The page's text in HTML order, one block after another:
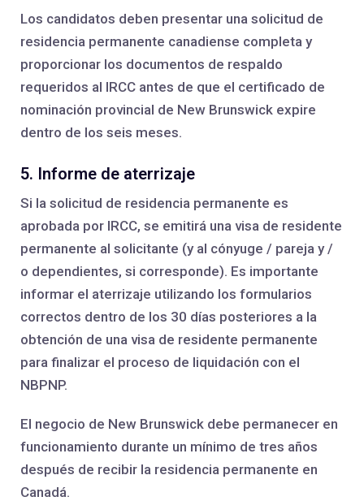
Los candidatos deben presentar una solicitud de
residencia permanente canadiense completa y
proporcionar los documentos de respaldo
requeridos al IRCC antes de que el certificado de
nominación provincial de New Brunswick expire
dentro de los seis meses.
5. Informe de aterrizaje
Si la solicitud de residencia permanente es
aprobada por IRCC, se emitirá una visa de residente
permanente al solicitante (y al cónyuge / pareja y /
o dependientes, si corresponde). Es importante
informar el aterrizaje utilizando los formularios
correctos dentro de los 30 días posteriores a la
obtención de una visa de residente permanente
para finalizar el proceso de liquidación con el
NBPNP.
El negocio de New Brunswick debe permanecer en
funcionamiento durante un mínimo de tres años
después de recibir la residencia permanente en
Canadá.